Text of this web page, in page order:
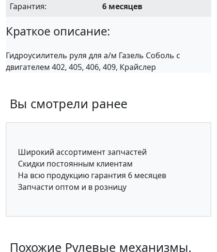
Гарантия:
6 месяцев
Краткое описание:
Гидроусилитель руля для а/м Газель Соболь с
двигателем 402, 405, 406, 409, Крайслер
Вы смотрели ранее
Широкий ассортимент запчастей
Скидки постоянным клиентам
На всю продукцию гарантия 6 месяцев
Запчасти оптом и в розницу
Похожие Рулевые механизмы,